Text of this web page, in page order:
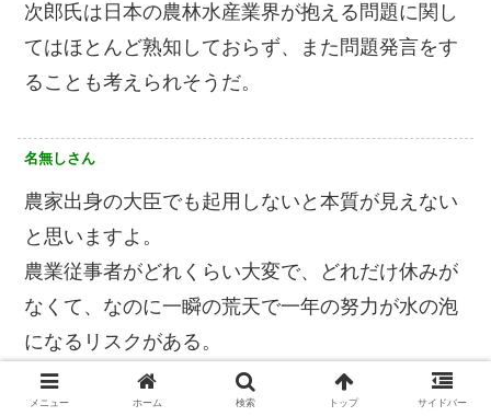
次郎氏は日本の農林水産業界が抱える問題に関し
てはほとんど熟知しておらず、また問題発言をす
ることも考えられそうだ。
名無しさん
農家出身の大臣でも起用しないと本質が見えない
と思いますよ。
農業従事者がどれくらい大変で、どれだけ休みが
なくて、なのに一瞬の荒天で一年の努力が水の泡
になるリスクがある。
それでいて低賃金なんだから、誰もやりたがらな
メニュー ホーム 検索 トップ サイドバー